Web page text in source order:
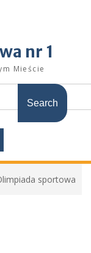
nr 1
Mieście
sportowa